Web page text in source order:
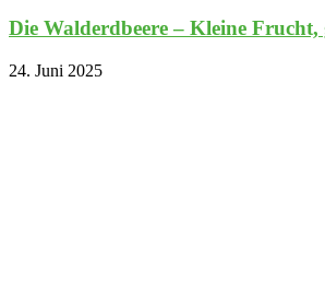
Die Walderdbeere – Kleine
24. Juni 2025